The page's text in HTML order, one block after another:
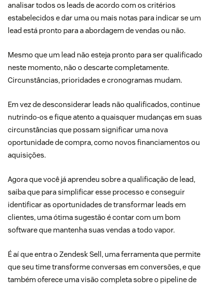
analisar todos os leads de acordo com os critérios
estabelecidos e dar uma ou mais notas para indicar se um
lead está pronto para a abordagem de vendas ou não.
Mesmo que um lead não esteja pronto para ser qualificado
neste momento, não o descarte completamente.
Circunstâncias, prioridades e cronogramas mudam.
Em vez de desconsiderar leads não qualificados, continue
nutrindo-os e fique atento a quaisquer mudanças em suas
circunstâncias que possam significar uma nova
oportunidade de compra, como novos financiamentos ou
aquisições.
Agora que você já aprendeu sobre a qualificação de lead,
saiba que para simplificar esse processo e conseguir
identificar as oportunidades de transformar leads em
clientes, uma ótima sugestão é contar com um bom
software que mantenha suas vendas a todo vapor.
É aí que entra o Zendesk Sell , uma ferramenta que permite
que seu time transforme conversas em conversões, e que
também oferece uma visão completa sobre o pipeline de